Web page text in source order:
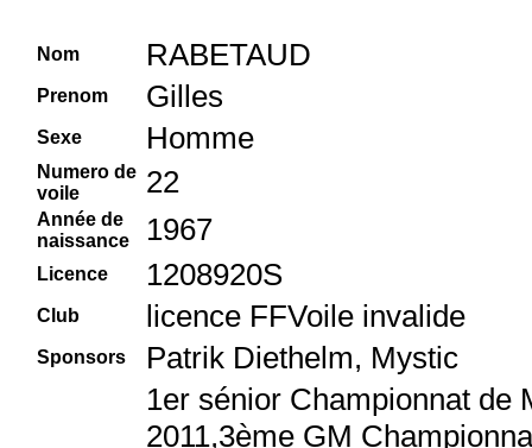
Nom RABETAUD
Prenom Gilles
Sexe Homme
Numero de
voile
22
Année de
naissance
1967
Licence 1208920S
Club licence FFVoile invalide
Sponsors Patrik Diethelm, Mystic
1er sénior Championnat de
2011,3ème GM